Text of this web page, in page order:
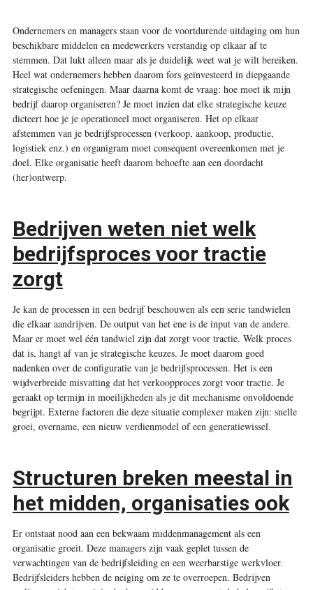
Ondernemers en managers staan voor de voortdurende uitdaging om hun
beschikbare middelen en medewerkers verstandig op elkaar af te
stemmen. Dat lukt alleen maar als je duidelijk weet wat je wilt bereiken.
Heel wat ondernemers hebben daarom fors geïnvesteerd in diepgaande
strategische oefeningen. Maar daarna komt de vraag: hoe moet ik mijn
bedrijf daarop organiseren? Je moet inzien dat elke strategische keuze
dicteert hoe je je operationeel moet organiseren. Het op elkaar
afstemmen van je bedrijfsprocessen (verkoop, aankoop, productie,
logistiek enz.) en organigram moet consequent overeenkomen met je
doel. Elke organisatie heeft daarom behoefte aan een doordacht
(her)ontwerp.
Bedrijven weten niet welk
bedrijfsproces voor tractie
zorgt
Je kan de processen in een bedrijf beschouwen als een serie tandwielen
die elkaar aandrijven. De output van het ene is de input van de andere.
Maar er moet wel één tandwiel zijn dat zorgt voor tractie. Welk proces
dat is, hangt af van je strategische keuzes. Je moet daarom goed
nadenken over de configuratie van je bedrijfsprocessen. Het is een
wijdverbreide misvatting dat het verkoopproces zorgt voor tractie. Je
geraakt op termijn in moeilijkheden als je dit mechanisme onvoldoende
begrijpt. Externe factoren die deze situatie complexer maken zijn: snelle
groei, overname, een nieuw verdienmodel of een generatiewissel.
Structuren breken meestal in
het midden, organisaties ook
Er ontstaat nood aan een bekwaam middenmanagement als een
organisatie groeit. Deze managers zijn vaak geplet tussen de
verwachtingen van de bedrijfsleiding en een weerbarstige werkvloer.
Bedrijfsleiders hebben de neiging om ze te overroepen. Bedrijven